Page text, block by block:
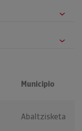
Municipio
Abaltzisketa